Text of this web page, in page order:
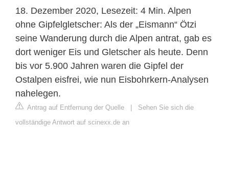
18. Dezember 2020, Lesezeit: 4 Min. Alpen
ohne Gipfelgletscher: Als der „Eismann“ Ötzi
seine Wanderung durch die Alpen antrat, gab es
dort weniger Eis und Gletscher als heute. Denn
bis vor 5.900 Jahren waren die Gipfel der
Ostalpen eisfrei, wie nun Eisbohrkern-Analysen
nahelegen.
Antrag auf Entfernung der Quelle | Sehen Sie sich die
vollständige Antwort auf scinexx.de an